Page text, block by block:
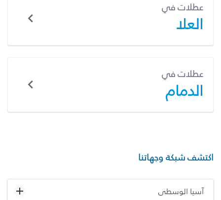
عطلات في
العلا
عطلات في
الدمام
اكتشف شبكة وجهاتنا
آسيا الوسطى